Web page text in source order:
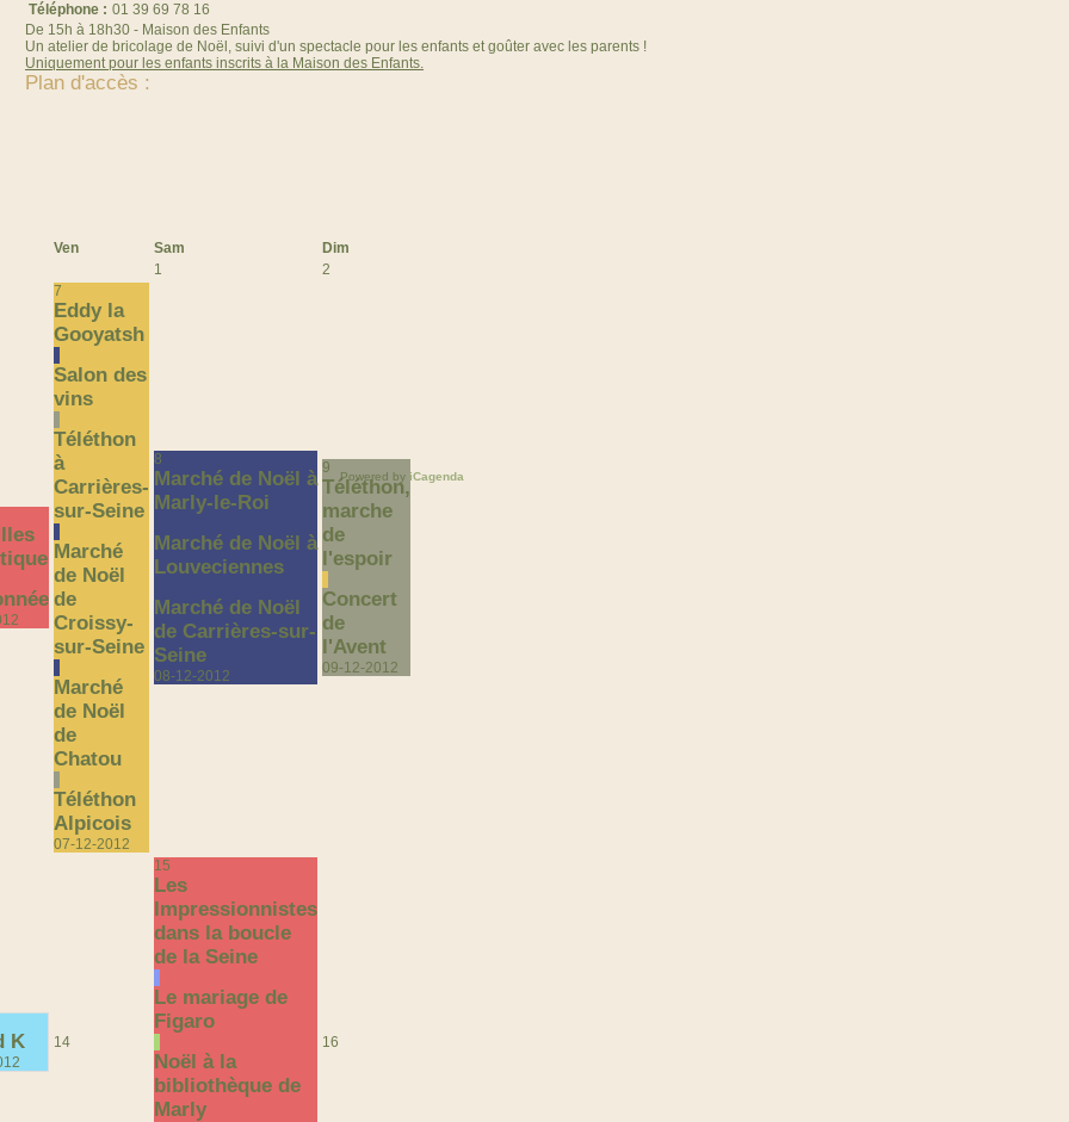
Ven Sam
Dim
1
2
7
Eddy la
Gooyatsh
Salon des
vins
Téléthon
à
Carrières-
sur-Seine
Marché
de Noël
de
Croissy-
sur-Seine
Marché
de Noël
de
Chatou
Téléthon
Alpicois
07-12-2012
8
Marché de Noël à
Marly-le-Roi
Marché de Noël à
Louveciennes
Marché de Noël
de Carrières-sur-
Seine
08-12-2012
9
Téléthon,
marche
de
l'espoir
Concert
de
l'Avent
09-12-2012
K 14
15
Les
Impressionnistes
dans la boucle
de la Seine
Le mariage de
Figaro
Noël à la
bibliothèque de
Marly
16
Téléphone : 01 39 69 78 16
De 15h à 18h30 - Maison des Enfants
Un atelier de bricolage de Noël, suivi d'un spectacle pour les enfants et goûter avec les parents !
Uniquement pour les enfants inscrits à la Maison des Enfants.
Plan d'accès :
Powered by iCagenda